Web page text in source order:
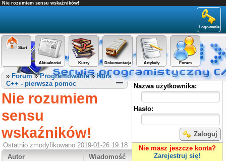
Nie rozumiem sensu wskaźników!
Logowanie
Start
Aktualności Kursy Dokumentacja Artykuły Forum
Panel użytkownika
Nazwa użytkownika:
Hasło:
Zaloguj
Nie masz jeszcze konta?
Zarejestruj się!
» Forum»Programowanie» Kurs
C++ - pierwsza pomoc
Nie rozumiem
sensu
wskaźników!
Ostatnio zmodyfikowano 2019-01-26 19:18
Autor
Wiadomość